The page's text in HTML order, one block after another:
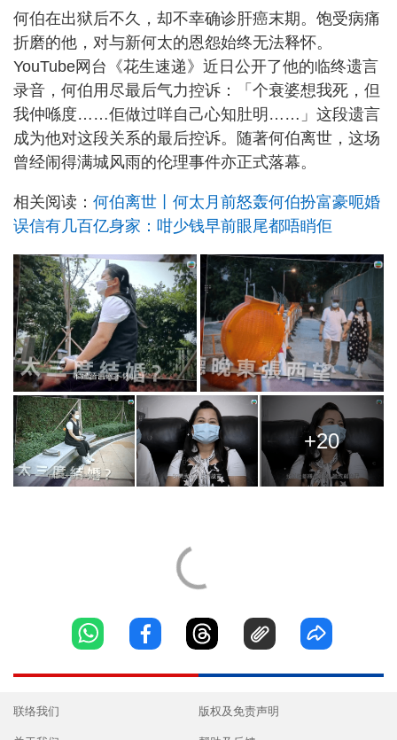
何伯在出狱后不久，却不幸确诊肝癌末期。饱受病痛
折磨的他，对与新何太的恩怨始终无法释怀。
YouTube网台《花生速递》近日公开了他的临终遗言
录音，何伯用尽最后气力控诉：「个衰婆想我死，但
我仲喺度……佢做过咩自己心知肚明……」这段遗言
成为他对这段关系的最后控诉。随著何伯离世，这场
曾经闹得满城风雨的伦理事件亦正式落幕。
相关阅读： 何伯离世丨何太月前怒轰何伯扮富豪呃婚
误信有几百亿身家：咁少钱早前眼尾都唔睄佢
+20
联络我们 版权及免责声明